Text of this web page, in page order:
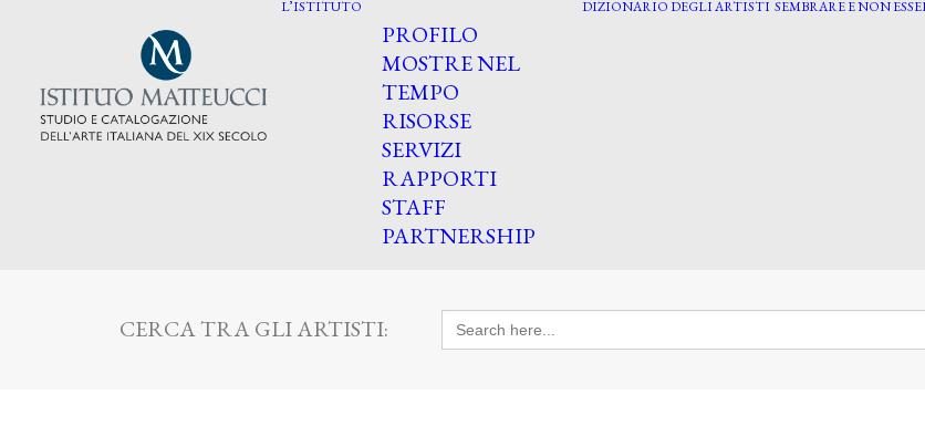
L’ISTITUTO
PROFILO
MOSTRE NEL
TEMPO
RISORSE
SERVIZI
RAPPORTI
STAFF
PARTNERSHIP
DIZIONARIO DEGLI ARTISTI SEMBRARE E NON
CERCA TRA GLI ARTISTI: Search
for: